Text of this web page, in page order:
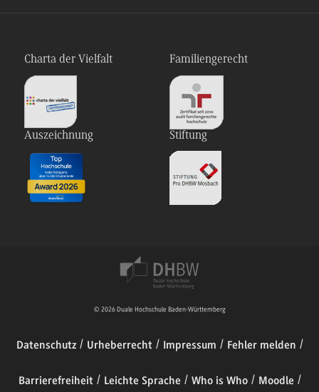
Charta der Vielfalt Familiengerecht
Auszeichnung Stiftung
© 2026 Duale Hochschule Baden-Württemberg
Datenschutz Urheberrecht Impressum Fehler melden
Barrierefreiheit Leichte Sprache Who is Who Moodle